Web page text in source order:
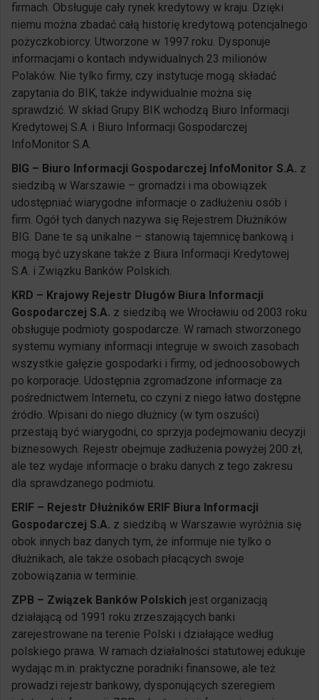
firmach. Obsługuje cały rynek kredytowy w kraju. Dzięki
niemu można zbadać całą historię kredytową potencjalnego
pożyczkobiorcy. Utworzone w 1997 roku. Dysponuje
informacjami o kontach indywidualnych 23 milionów
Polaków. Nie tylko firmy, czy instytucje mogą składać
zapytania do BIK, także indywidualnie można się
sprawdzić. W skład Grupy BIK wchodzą Biuro Informacji
Kredytowej S.A. i Biuro Informacji Gospodarczej
InfoMonitor S.A.
BIG – Biuro Informacji Gospodarczej InfoMonitor S.A. z
siedzibą w Warszawie – gromadzi i ma obowiązek
udostępniać wiarygodne informacje o zadłużeniu osób i
firm. Ogół tych danych nazywa się Rejestrem Dłużników
BIG. Dane te są unikalne – stanowią tajemnicę bankową i
mogą być uzyskane także z Biura Informacji Kredytowej
S.A. i Związku Banków Polskich.
KRD – Krajowy Rejestr Długów Biura Informacji
Gospodarczej S.A. z siedzibą we Wrocławiu od 2003 roku
obsługuje podmioty gospodarcze. W ramach stworzonego
systemu wymiany informacji integruje w swoich zasobach
wszystkie gałęzie gospodarki i firmy, od jednoosobowych
po korporacje. Udostępnia zgromadzone informacje za
pośrednictwem Internetu, co czyni z niego łatwo dostępne
źródło. Wpisani do niego dłużnicy (w tym oszuści)
przestają być wiarygodni, co sprzyja podejmowaniu decyzji
biznesowych. Rejestr obejmuje zadłużenia powyżej 200 zł,
ale tez wydaje informacje o braku danych z tego zakresu
dla sprawdzanego podmiotu.
ERIF – Rejestr Dłużników ERIF Biura Informacji
Gospodarczej S.A. z siedzibą w Warszawie wyróżnia się
obok innych baz danych tym, że informuje nie tylko o
dłużnikach, ale także osobach płacących swoje
zobowiązania w terminie.
ZPB – Związek Banków Polskich jest organizacją
działającą od 1991 roku zrzeszających banki
zarejestrowane na terenie Polski i działające według
polskiego prawa. W ramach działalności statutowej edukuje
wydając m.in. praktyczne poradniki finansowe, ale też
prowadzi rejestr bankowy, dysponujących szeregiem